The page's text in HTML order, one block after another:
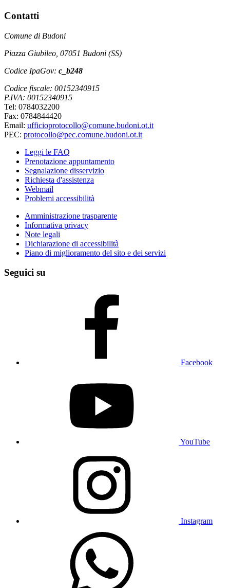
Contatti
Comune di Budoni
Piazza Giubileo, 07051 Budoni (SS)
Codice IpaGov: c_b248
Codice fiscale: 00152340915
P.IVA: 00152340915
Tel: 0784032200
Fax: 0784844420
Email: ufficioprotocollo@comune.budoni.ot.it
PEC: protocollo@pec.comune.budoni.ot.it
Leggi le FAQ
Prenotazione appuntamento
Segnalazione disservizio
Richiesta d'assistenza
Webmail
Problemi accessibilità
Amministrazione trasparente
Informativa privacy
Note legali
Dichiarazione di accessibilità
Piano di miglioramento del sito e dei servizi
Seguici su
Facebook
YouTube
Instagram